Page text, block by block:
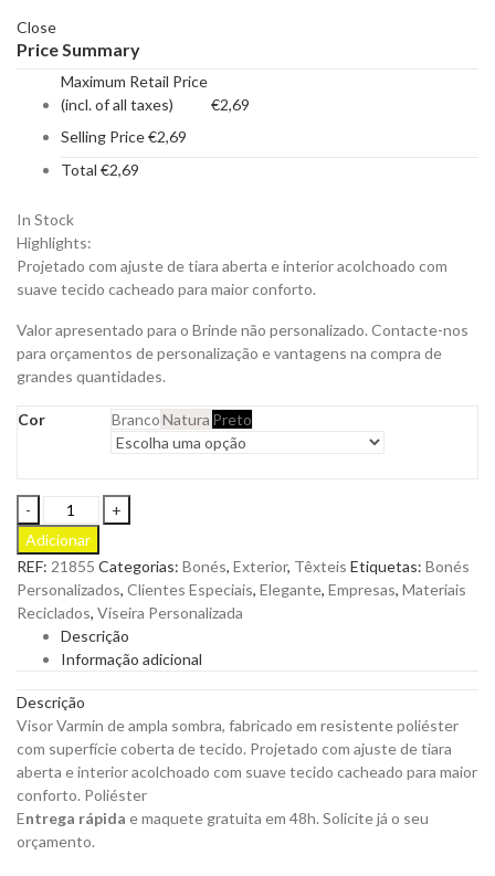
Close
Price Summary
Maximum Retail Price
(incl. of all taxes)
€2,69
Selling Price€2,69
Total €2,69
In Stock
Highlights:
Projetado com ajuste de tiara aberta e interior acolchoado com
suave tecido cacheado para maior conforto.
Valor apresentado para o Brinde não personalizado. Contacte-nos
para orçamentos de personalização e vantagens na compra de
grandes quantidades.
Cor BrancoNatura Preto
Viseira
Varmin
em
Poliéster
com
Superfície
Coberta
de
para
Personalizar
quantity
Adicionar
REF: 21855 Categorias: Bonés, Exterior, Têxteis Etiquetas: Bonés
Personalizados, Clientes Especiais, Elegante, Empresas, Materiais
Reciclados, Viseira Personalizada
Descrição
Informação adicional
Descrição
Visor Varmin de ampla sombra, fabricado em resistente poliéster
com superfície coberta de tecido. Projetado com ajuste de tiara
aberta e interior acolchoado com suave tecido cacheado para maior
conforto. Poliéster
Entrega rápida e maquete gratuita em 48h. Solicite já o seu
orçamento.